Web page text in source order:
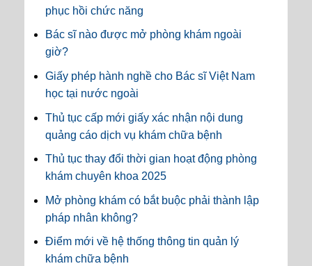
phục hồi chức năng
Bác sĩ nào được mở phòng khám ngoài
giờ?
Giấy phép hành nghề cho Bác sĩ Việt Nam
học tại nước ngoài
Thủ tục cấp mới giấy xác nhận nội dung
quảng cáo dịch vụ khám chữa bệnh
Thủ tục thay đổi thời gian hoạt động phòng
khám chuyên khoa 2025
Mở phòng khám có bắt buộc phải thành lập
pháp nhân không?
Điểm mới về hệ thống thông tin quản lý
khám chữa bệnh